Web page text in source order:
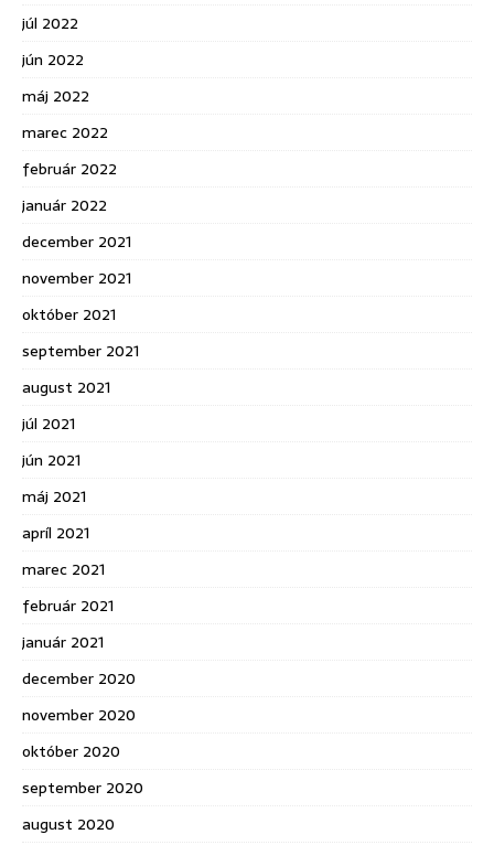
júl 2022
jún 2022
máj 2022
marec 2022
február 2022
január 2022
december 2021
november 2021
október 2021
september 2021
august 2021
júl 2021
jún 2021
máj 2021
apríl 2021
marec 2021
február 2021
január 2021
december 2020
november 2020
október 2020
september 2020
august 2020